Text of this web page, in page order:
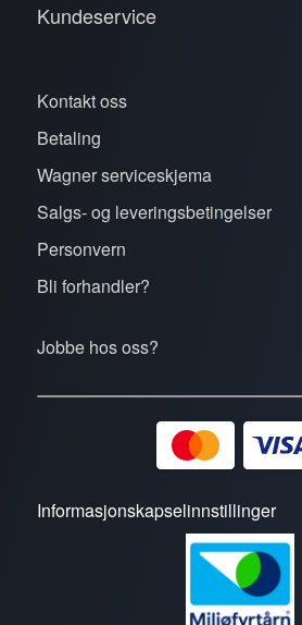
Kundeservice
Kontakt oss
Betaling
Wagner serviceskjema
Salgs- og leveringsbetingelser
Personvern
Bli forhandler?
Jobbe hos oss?
Informasjonskapselinnstillinger